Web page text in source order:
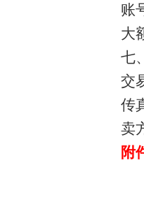
账
大
七
交
传
卖
附